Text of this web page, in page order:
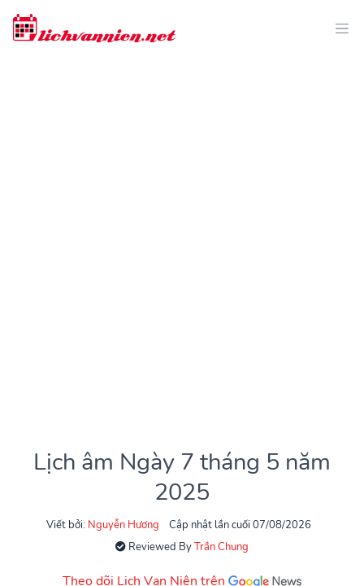
Lịch âm Ngày 7 tháng 5 năm
2025
Viết bởi: Nguyễn Hương
Cập nhật lần cuối 07/08/2026
Reviewed ByTrần Chung
Theo dõi Lịch Vạn Niên trên